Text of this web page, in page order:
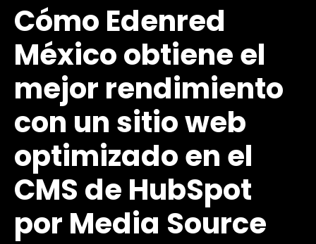
Cómo Edenred
México obtiene el
mejor rendimiento
con un sitio web
optimizado en el
CMS de HubSpot
por Media Source